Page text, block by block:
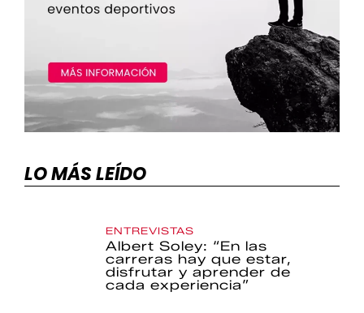
LO MÁS LEÍDO
ENTREVISTAS
Albert Soley: “En las
carreras hay que estar,
disfrutar y aprender de
cada experiencia”